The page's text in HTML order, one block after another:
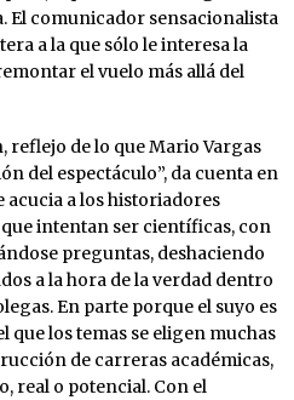
El comunicador sensacionalista
a la que sólo le interesa la
el vuelo más allá del
reflejo de lo que Mario Vargas
del espectáculo”, da cuenta en
acucia a los historiadores
intentan ser científicas, con
preguntas, deshaciendo
a la hora de la verdad dentro
En parte porque el suyo es
los temas se eligen muchas
de carreras académicas,
real o potencial. Con el